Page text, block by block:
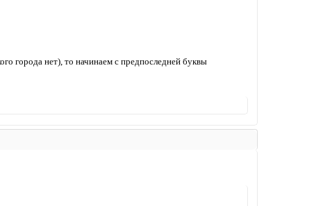
города нет), то начинаем с предпоследней буквы